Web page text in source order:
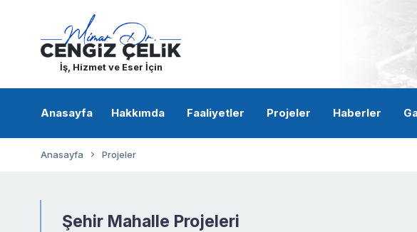
İş, Hizmet ve Eser İçin
Anasayfa Hakkımda Faaliyetler Projeler Haberler
Anasayfa Projeler
Şehir Mahalle Projeleri